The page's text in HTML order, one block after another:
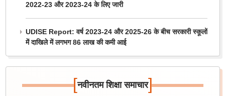
2022-23 और 2023-24 के लिए जारी
UDISE Report: वर्ष 2023-24 और 2025-26 के बीच सरकारी स्कूलों
में दाखिले में लगभग 86 लाख की कमी आई
[नवीनतम शिक्षा समाचार]